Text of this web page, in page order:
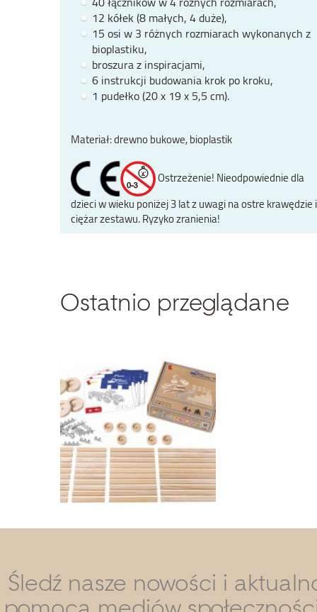
12 kółek (8 małych, 4 duże),
15 osi w 3 różnych rozmiarach wykonanych z
bioplastiku,
broszura z inspiracjami,
6 instrukcji budowania krok po kroku,
1 pudełko (20 x 19 x 5,5 cm).
Materiał: drewno bukowe, bioplastik
Ostrzeżenie! Nieodpowiednie dla
dzieci w wieku poniżej 3 lat z uwagi na ostre krawędzie i
ciężar zestawu. Ryzyko zranienia!
Ostatnio przeglądane
Śledź nasze nowości i